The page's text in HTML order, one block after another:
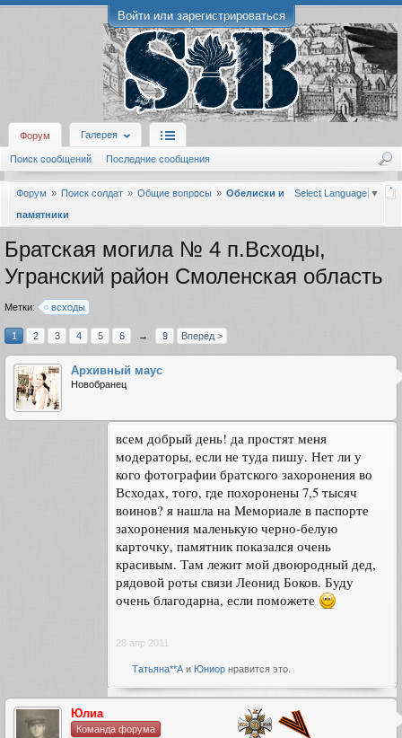
Войти или зарегистрироваться
Форум Галерея
Поиск сообщений Последние сообщения
Select Language ▼
Форум Поиск солдат Общие вопросы
Обелиски и
памятники
Братская могила № 4 п.Всходы,
Угранский район Смоленская область
Метки: всходы
1 2 3 4 5 6 → 9 Вперёд >
Архивный маус
Новобранец
всем добрый день! да простят меня
модераторы, если не туда пишу. Нет ли у
кого фотографии братского захоронения во
Всходах, того, где похоронены 7,5 тысяч
воинов? я нашла на Мемориале в паспорте
захоронения маленькую черно-белую
карточку, памятник показался очень
красивым. Там лежит мой двоюродный дед,
рядовой роты связи Леонид Боков. Буду
очень благодарна, если поможете
28 апр 2011
Татьяна**Аи Юниорнравится это.
Юлиа
Команда форума